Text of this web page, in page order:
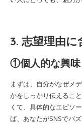
3. 志望理由
①個人的な興味
まずは、自分がなぜメ
かをしっかり伝えるこ
くて、具体的なエピソ
ば、あなたがSNSでバ